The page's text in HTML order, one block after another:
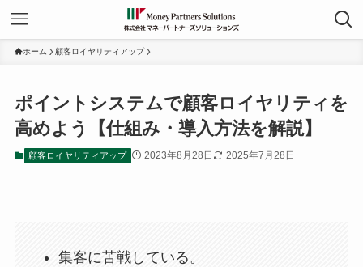
ホーム 顧客ロイヤリティアップ
ポイントシステムで顧客ロイヤリティを
高めよう【仕組み・導入方法を解説】
顧客ロイヤリティアップ 2023年8月28日 2025年7月28日
集客に苦戦している。